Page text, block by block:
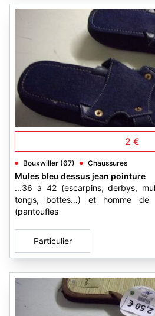
2 €
Bouxwiller (67) Chaussures
Mules bleu dessus jean pointure
...36 à 42 (escarpins, derbys,
tongs, bottes…) et homme
(pantoufles
Particulier